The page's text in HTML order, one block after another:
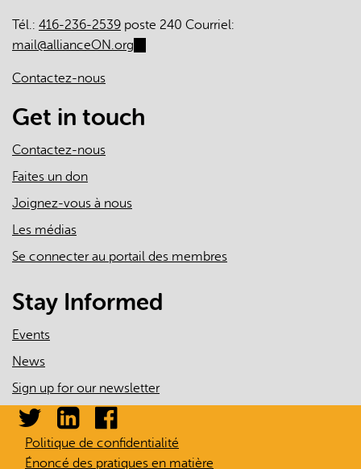
Tél.: 416-236-2539 poste 240 Courriel:
mail@allianceON.org
mail)
Contactez-nous
Get in touch
Contactez-nous
Faites un don
Joignez-vous à nous
Les médias
Se connecter au portail des membres
Stay Informed
Events
News
Sign up for our newsletter
Politique de confidentialité
Énoncé des pratiques en matière